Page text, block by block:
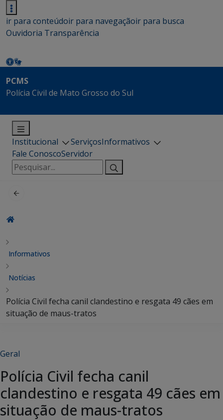
ir para conteúdoir para navegaçãoir para busca
Ouvidoria Transparência
PCMS
Polícia Civil de Mato Grosso do Sul
Institucional ServiçosInformativos
Fale ConoscoServidor
Pesquisar
por:
Informativos
Notícias
Polícia Civil fecha canil clandestino e resgata 49 cães em
situação de maus-tratos
Geral
Polícia Civil fecha canil
clandestino e resgata 49 cães em
situação de maus-tratos